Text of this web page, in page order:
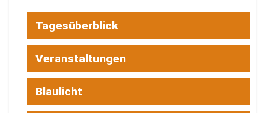
Tagesüberblick
Veranstaltungen
Blaulicht